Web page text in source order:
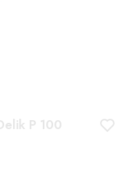
P 100